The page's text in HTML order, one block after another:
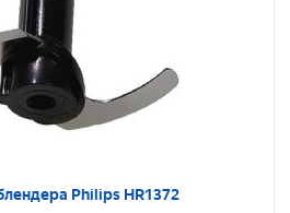
Philips HR1372